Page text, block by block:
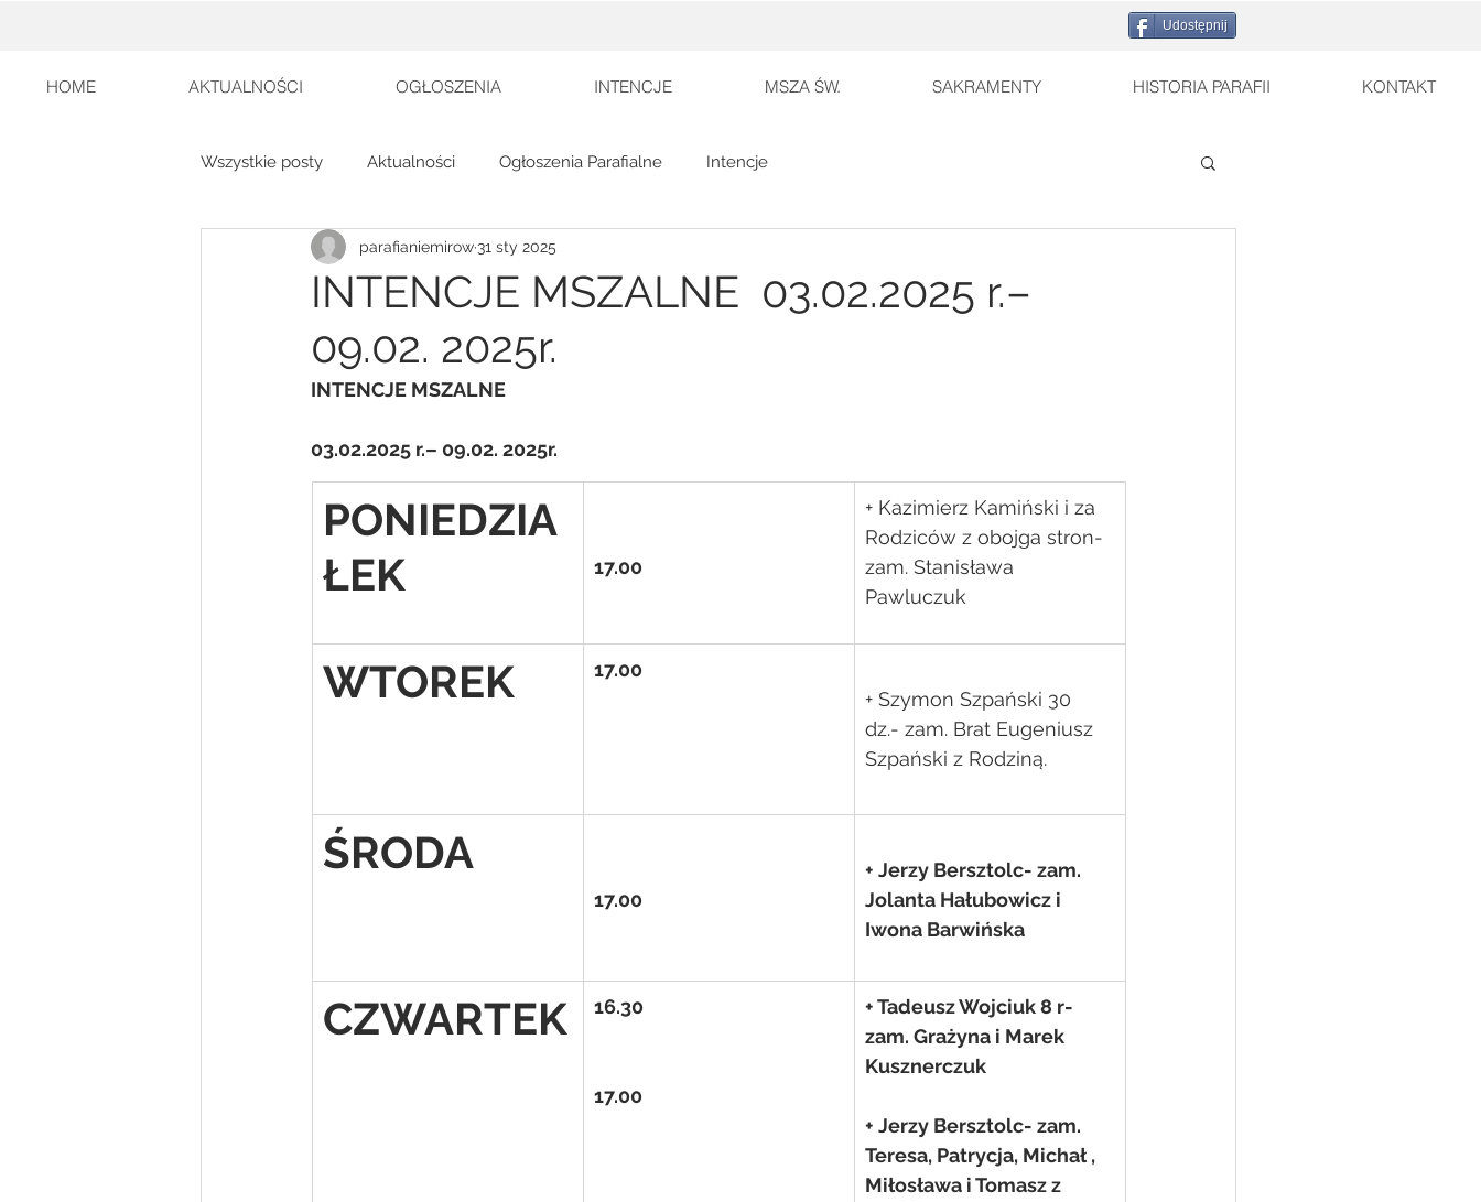
Udostępnij
HOME AKTUALNOŚCI OGŁOSZENIA INTENCJE MSZA ŚW. SAKRAMENTY HISTORIA PARAFII KONTAKT
Wszystkie posty Aktualności Ogłoszenia Parafialne Intencje
INTENCJE MSZALNE 03.02.2025 r.–
09.02. 2025r.
parafianiemirow 31 sty 2025
INTENCJE MSZALNE
03.02.2025 r.– 09.02. 2025r.
PONIEDZIA
ŁEK
17.00
+ Kazimierz Kamiński i za
Rodziców z obojga stron-
zam. Stanisława
Pawluczuk
WTOREK
17.00
+ Szymon Szpański 30
dz.- zam. Brat Eugeniusz
Szpański z Rodziną.
ŚRODA
17.00
+ Jerzy Bersztolc- zam.
Jolanta Hałubowicz i
Iwona Barwińska
CZWARTEK 16.30
17.00
+ Tadeusz Wojciuk 8 r-
zam. Grażyna i Marek
Kusznerczuk
+ Jerzy Bersztolc- zam.
Teresa, Patrycja, Michał ,
Miłosława i Tomasz z